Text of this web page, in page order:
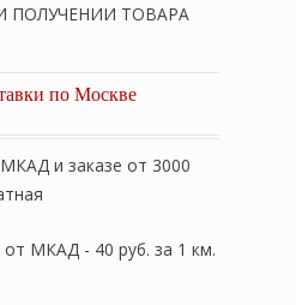
ПОЛУЧЕНИИ ТОВАРА
по Москве
и заказе от 3000
МКАД - 40 руб. за 1 км.